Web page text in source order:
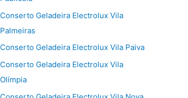
Conserto Geladeira Electrolux Vila
Palmeiras
Conserto Geladeira Electrolux Vila Paiva
Conserto Geladeira Electrolux Vila
Olímpia